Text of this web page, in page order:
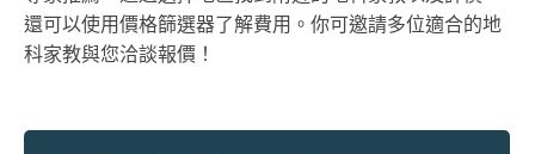
部分題目
往目標校
還可以使用價格篩選器了解費用。你可邀請多位適合的地
科家教與您洽談報價！